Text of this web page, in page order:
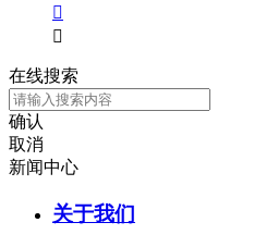


在线搜索
确认
取消
新闻中心
关于我们